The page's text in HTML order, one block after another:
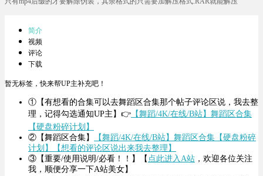
简介
视频
评论
下载
暂无标签，快来帮UP主补充吧！
①【有想看的合集可以去舞蹈区合集那个帖子评论区说，我去整
理，记得勾选通知UP主】👉 【舞蹈/4K/在线/B站】舞蹈区合集
【硬盘粉碎计划】
②【舞蹈区合集】
【舞蹈/4K/在线/B站】舞蹈区合集【硬盘粉碎
计划】【想看的评论区说出来我去整理】
③【重要/使用说明/必看！！】【 点此进入A站 ，欢迎各位关注
我，顺便分享一下A站美女】